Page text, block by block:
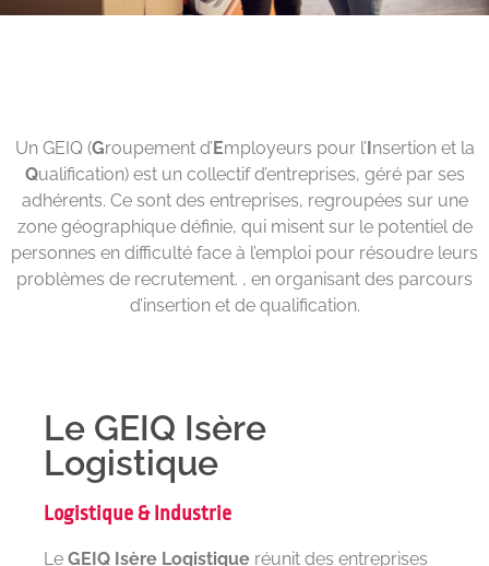
Un GEIQ (Groupement d’Employeurs pour l’Insertion et la
Qualification) est un collectif d’entreprises, géré par ses
adhérents. Ce sont des entreprises, regroupées sur une
zone géographique définie, qui misent sur le potentiel de
personnes en difficulté face à l’emploi pour résoudre leurs
problèmes de recrutement. , en organisant des parcours
d’insertion et de qualification.
Le GEIQ Isère
Logistique
Logistique & Industrie
Le GEIQ Isère Logistique réunit des entreprises